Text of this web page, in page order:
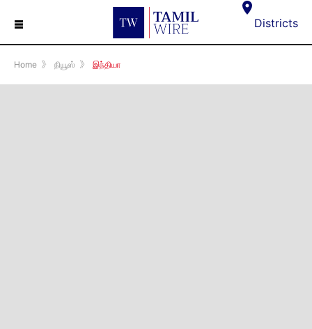
☰ Districts
Home 》 நியூஸ் 》 இந்தியா